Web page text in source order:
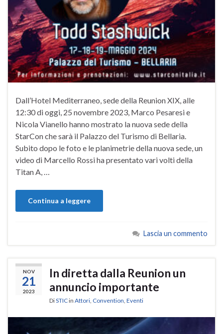
Dall’Hotel Mediterraneo, sede della Reunion XIX, alle
12:30 di oggi, 25 novembre 2023, Marco Pesaresi e
Nicola Vianello hanno mostrato la nuova sede della
StarCon che sarà il Palazzo del Turismo di Bellaria.
Subito dopo le foto e le planimetrie della nuova sede, un
video di Marcello Rossi ha presentato vari volti della
Titan A, …
Continua a leggere
Lascia un commento
NOV
21
2023
In diretta dalla Reunion un
annuncio importante
DiSTICin Attori Convention Eventi